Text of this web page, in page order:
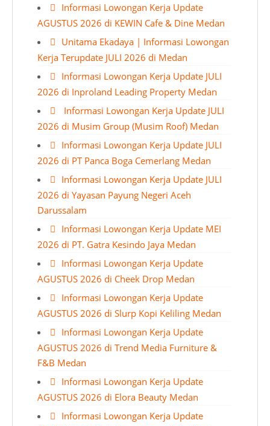
Informasi Lowongan Kerja Update
AGUSTUS 2026 di KEWIN Cafe & Dine Medan
Unitama Ekadaya | Informasi Lowongan
Kerja Terupdate JULI 2026 di Medan
Informasi Lowongan Kerja Update JULI
2026 di Inproland Leading Property Medan
Informasi Lowongan Kerja Update JULI
2026 di Musim Group (Musim Roof) Medan
Informasi Lowongan Kerja Update JULI
2026 di PT Panca Boga Cemerlang Medan
Informasi Lowongan Kerja Update JULI
2026 di Yayasan Payung Negeri Aceh
Darussalam
Informasi Lowongan Kerja Update MEI
2026 di PT. Gatra Kesindo Jaya Medan
Informasi Lowongan Kerja Update
AGUSTUS 2026 di Cheek Drop Medan
Informasi Lowongan Kerja Update
AGUSTUS 2026 di Slurp Kopi Keliling Medan
Informasi Lowongan Kerja Update
AGUSTUS 2026 di Trend Media Furniture &
F&B Medan
Informasi Lowongan Kerja Update
AGUSTUS 2026 di Elora Beauty Medan
Informasi Lowongan Kerja Update